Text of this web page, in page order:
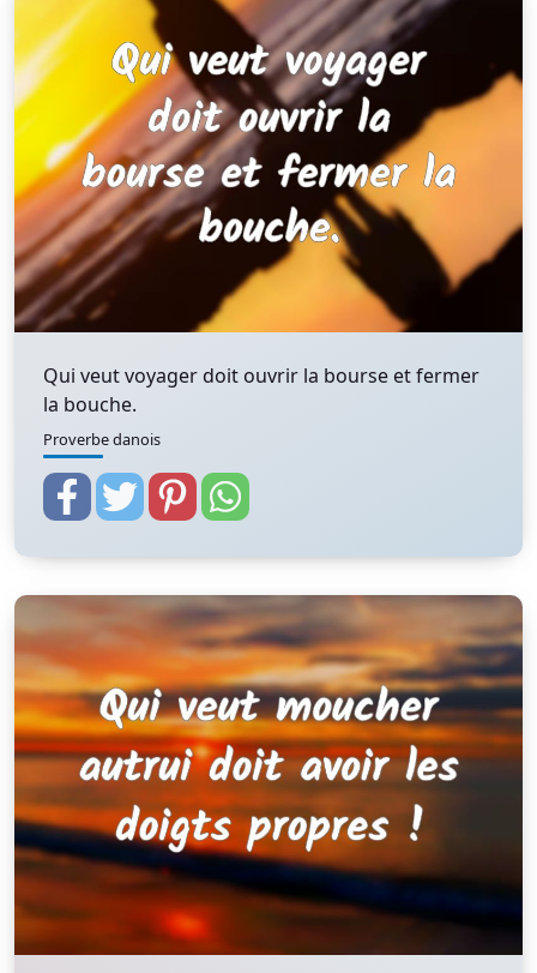
Qui veut voyager doit ouvrir la bourse et fermer
la bouche.
Proverbe danois